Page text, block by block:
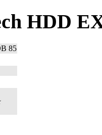
HDD
85